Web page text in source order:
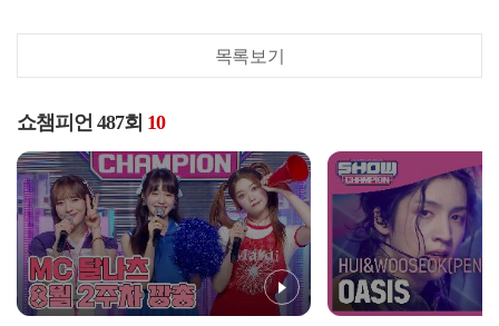
목록보기
쇼챔피언 487회 10